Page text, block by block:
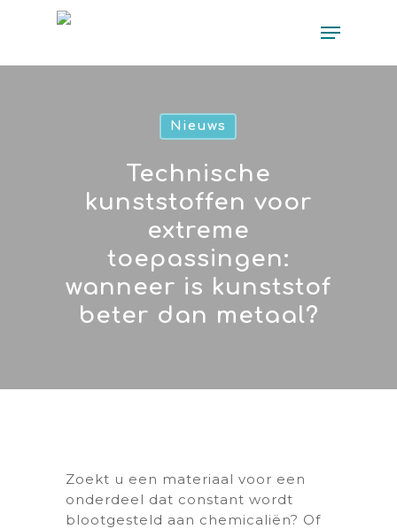
Nieuws
Technische
kunststoffen voor
extreme
toepassingen:
wanneer is kunststof
beter dan metaal?
Zoekt u een materiaal voor een
onderdeel dat constant wordt
blootgesteld aan chemicaliën? Of